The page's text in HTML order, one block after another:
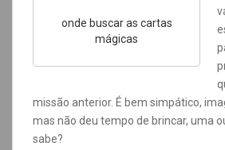
onde buscar as cartas
mágicas
missão anterior. É bem simpático,
mas não deu tempo de brincar, uma
sabe?